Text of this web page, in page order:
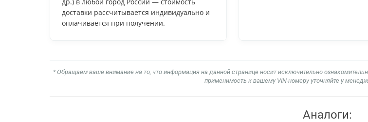
доставки рассчитывается индивидуально и
оплачивается при получении.
* Обращаем ваше внимание на то, что информация на данной странице носит исключительно
применимость к вашему VIN-номеру уточняйте у
Аналоги: